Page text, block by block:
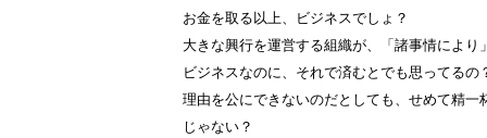
お金を取る以上、ビジネスでしょ？
大きな興行を運営する組織が、「諸事情によ
ビジネスなのに、それで済むとでも思ってるの
理由を公にできないのだとしても、せめて精
じゃない？